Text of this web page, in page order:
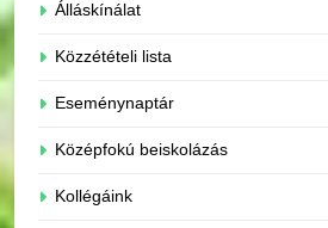
Álláskínálat
Közzétételi lista
Eseménynaptár
Középfokú beiskolázás
Kollégáink